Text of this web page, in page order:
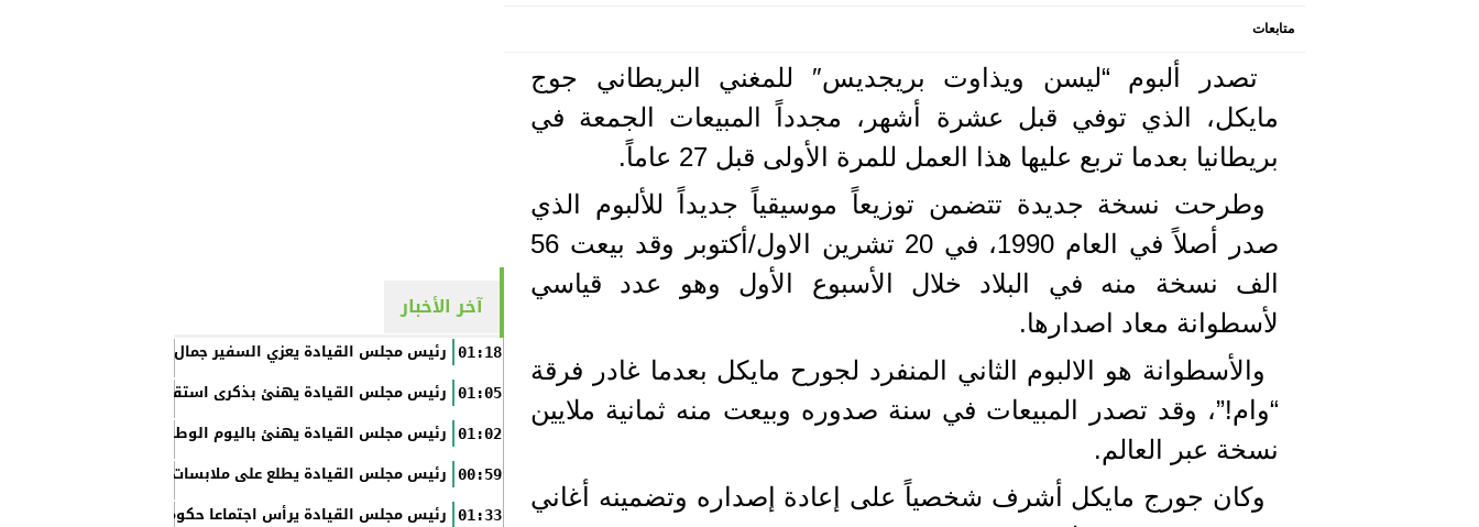
متابعات
تصدر ألبوم “ليسن ويذاوت بريجديس″ للمغني البريطاني جوج
مايكل، الذي توفي قبل عشرة أشهر، مجدداً المبيعات الجمعة في
بريطانيا بعدما تربع عليها هذا العمل للمرة الأولى قبل 27 عاماً.
وطرحت نسخة جديدة تتضمن توزيعاً موسيقياً جديداً للألبوم الذي
صدر أصلاً في العام 1990، في 20 تشرين الاول/أكتوبر وقد بيعت 56
الف نسخة منه في البلاد خلال الأسبوع الأول وهو عدد قياسي
لأسطوانة معاد اصدارها.
والأسطوانة هو الالبوم الثاني المنفرد لجورح مايكل بعدما غادر فرقة
“وام!”، وقد تصدر المبيعات في سنة صدوره وبيعت منه ثمانية ملايين
نسخة عبر العالم.
وكان جورج مايكل أشرف شخصياً على إعادة إصداره وتضمينه أغاني
آخر الأخبار
01:18 رئيس مجلس القيادة يعزي السفير جمال السلال
01:05 رئيس مجلس القيادة يهنئ بذكرى استقلال الفلبين
01:02 رئيس مجلس القيادة يهنئ باليوم الوطني الروسي
00:59 رئيس مجلس القيادة يطلع على ملابسات حادثة إطلاق النار في
01:33 رئيس مجلس القيادة يرأس اجتماعا حكوميا مصغرا لدعم جهود